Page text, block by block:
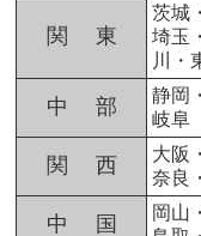
関 東
茨城
埼玉
川・
中 部
静岡
岐阜
関 西
大阪
奈良
中 国
岡山